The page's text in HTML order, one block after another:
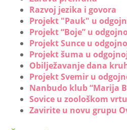
Razvoj jezika i govora
Projekt "Pauk" u
Projekt “Boje” u
Projekt Sunce u
Projekt šuma u
Obilježavanje dana
Projekt Svemir u
Nanbudo klub “Marija
Sovice u zoološkom vrtu
Zavirite u novu grupu